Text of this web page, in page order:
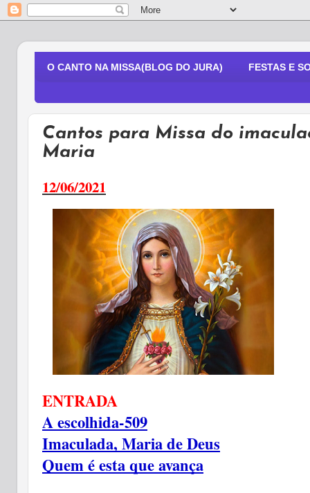
O CANTO NA MISSA(BLOG DO JURA) FESTAS E
Cantos para Missa do
Maria
12/06/2021
ENTRADA
A escolhida-509
Imaculada, Maria de Deus
Quem é esta que avança